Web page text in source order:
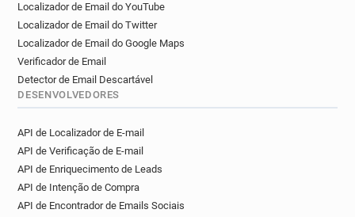
Localizador de Email do YouTube
Localizador de Email do Twitter
Localizador de Email do Google Maps
Verificador de Email
Detector de Email Descartável
DESENVOLVEDORES
API de Localizador de E-mail
API de Verificação de E-mail
API de Enriquecimento de Leads
API de Intenção de Compra
API de Encontrador de Emails Sociais